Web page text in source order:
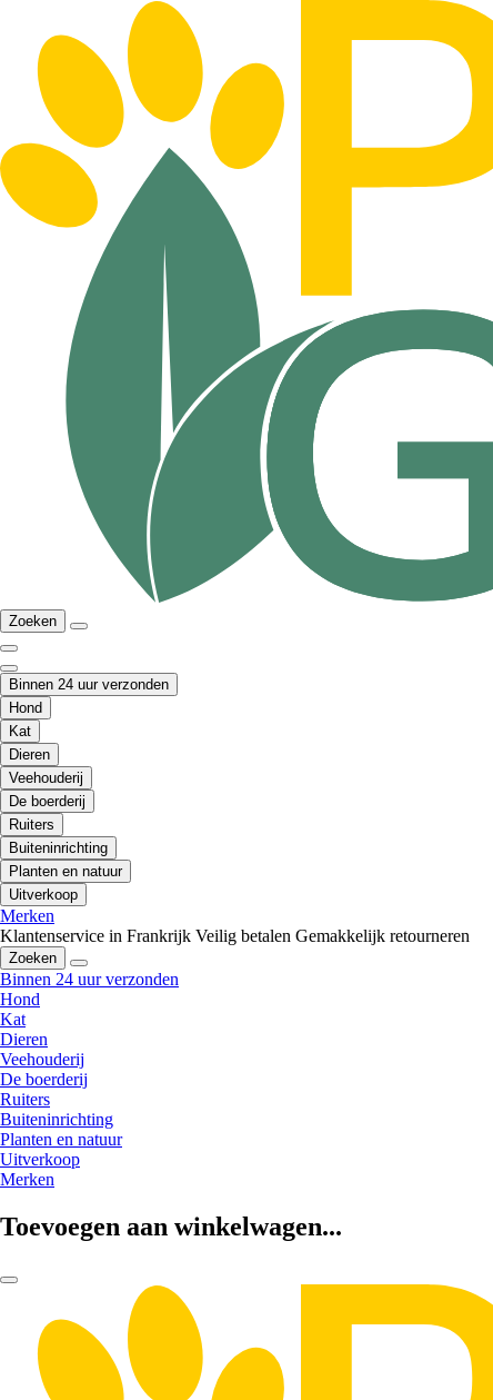
Zoeken
Binnen 24 uur verzonden
Hond
Kat
Dieren
Veehouderij
De boerderij
Ruiters
Buiteninrichting
Planten en natuur
Uitverkoop
Merken
Klantenservice in Frankrijk Veilig betalen Gemakkelijk retourneren
Zoeken
Binnen 24 uur verzonden
Hond
Kat
Dieren
Veehouderij
De boerderij
Ruiters
Buiteninrichting
Planten en natuur
Uitverkoop
Merken
Toevoegen aan winkelwagen...